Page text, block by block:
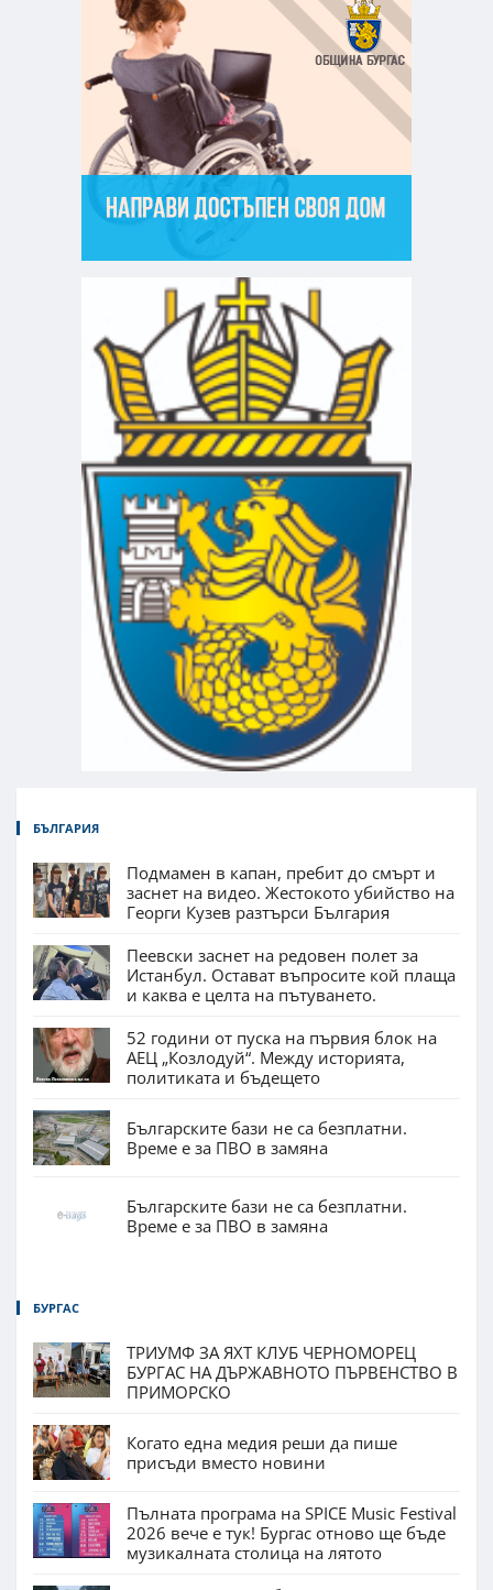
БЪЛГАРИЯ
Подмамен в капан, пребит до смърт и
заснет на видео. Жестокото убийство на
Георги Кузев разтърси България
Пеевски заснет на редовен полет за
Истанбул. Остават въпросите кой плаща
и каква е целта на пътуването.
52 години от пуска на първия блок на
АЕЦ „Козлодуй“. Между историята,
политиката и бъдещето
Българските бази не са безплатни.
Време е за ПВО в замяна
Българските бази не са безплатни.
Време е за ПВО в замяна
БУРГАС
ТРИУМФ ЗА ЯХТ КЛУБ ЧЕРНОМОРЕЦ
БУРГАС НА ДЪРЖАВНОТО ПЪРВЕНСТВО В
ПРИМОРСКО
Когато една медия реши да пише
присъди вместо новини
Пълната програма на SPICE Music Festival
2026 вече е тук! Бургас отново ще бъде
музикалната столица на лятото